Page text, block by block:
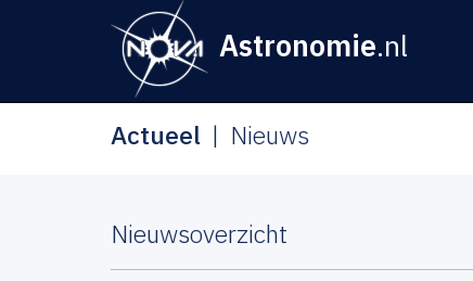
Astronomie.nl
Actueel Nieuws
Nieuwsoverzicht